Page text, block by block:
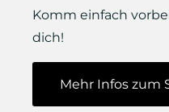
Komm einfach
dich!
Mehr Infos zum